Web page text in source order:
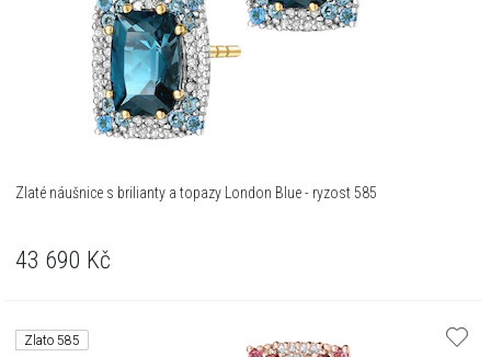
Zlaté náušnice s brilianty a topazy London Blue - ryzost 585
43 690 Kč
Zlato 585